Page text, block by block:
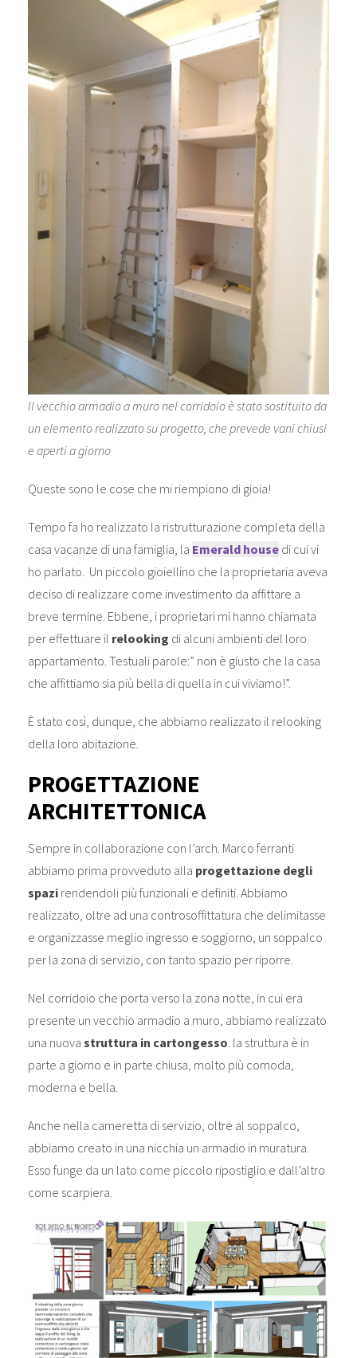
Il vecchio armadio a muro nel corridoio è stato sostituito da
un elemento realizzato su progetto, che prevede vani chiusi
e aperti a giorno
Queste sono le cose che mi riempiono di gioia!
Tempo fa ho realizzato la ristrutturazione completa della
casa vacanze di una famiglia, la Emerald housedi cui vi
ho parlato. Un piccolo gioiellino che la proprietaria aveva
deciso di realizzare come investimento da affittare a
breve termine. Ebbene, i proprietari mi hanno chiamata
per effettuare il relooking di alcuni ambienti del loro
appartamento. Testuali parole:” non è giusto che la casa
che affittiamo sia più bella di quella in cui viviamo!”.
È stato così, dunque, che abbiamo realizzato il relooking
della loro abitazione.
PROGETTAZIONE
ARCHITETTONICA
Sempre in collaborazione con l’arch. Marco ferranti
abbiamo prima provveduto alla progettazione degli
spazi rendendoli più funzionali e definiti. Abbiamo
realizzato, oltre ad una controsoffittatura che delimitasse
e organizzasse meglio ingresso e soggiorno, un soppalco
per la zona di servizio, con tanto spazio per riporre.
Nel corridoio che porta verso la zona notte, in cui era
presente un vecchio armadio a muro, abbiamo realizzato
una nuova struttura in cartongesso. la struttura è in
parte a giorno e in parte chiusa, molto più comoda,
moderna e bella.
Anche nella cameretta di servizio, oltre al soppalco,
abbiamo creato in una nicchia un armadio in muratura.
Esso funge da un lato come piccolo ripostiglio e dall’altro
come scarpiera.